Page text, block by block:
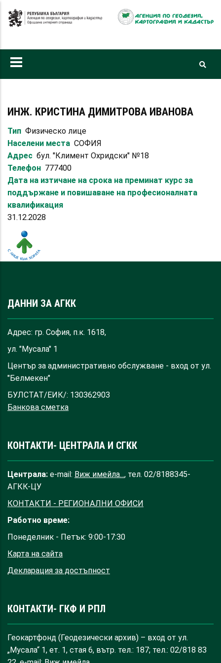
към
ИНЖ. КРИСТИНА ДИМИТРОВА ИВАНОВА
Тип Физическо лице
Населени места СОФИЯ
Адрес бул. "Климент Охридски" №18
Телефон 777400
Дата на изтичане на срока на преминат курс за
поддържане и повишаване на професионалната
квалификация
31.12.2028
ДАННИ ЗА АГКК
Адрес: гр. София, п.к. 1618,
ул. "Мусала" 1
Център за административно обслужване - вход от ул.
"Белмекен"
БУЛСТАТ/ЕИК/: 130362903
Банкова сметка
КОНТАКТИ- ЦЕНТРАЛА И СГКК
Централа: e-mail: Виж имейла..., тел. 02/8188345-
АГКК-ЦУ
КОНТАКТИ - РЕГИОНАЛНИ ОФИСИ
Работно време:
Понеделник - Петък: 9:00-17:30
Карта на сайта
Декларация за достъпност
КОНТАКТИ- ГКФ И РПЛ
Геокартфонд (Геодезически архив) – вход от ул.
„Мусала“ 1, ет. 1, стая 6, вътр. тел.: 187; тел.: 02/818 83